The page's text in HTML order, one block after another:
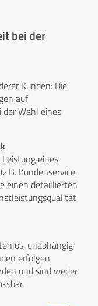
bei der
Kunden: Die
auf
Wahl eines
eines
Kundenservice,
einen detaillierten
unabhängig
erfolgen
und sind weder